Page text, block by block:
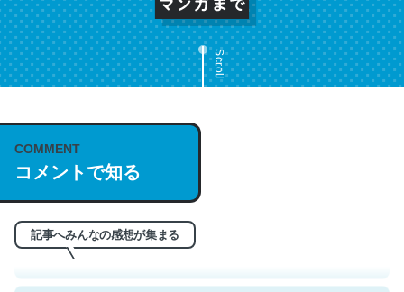
Scroll
COMMENT
コメントで知る
記事へみんなの感想が集まる
これは名文。彼はとてもクレバーなんだろうなと凄く思
う。英語少しでも読める人は原文もお勧め。自分はこの流
れ好き。Let’s Fucking Go. Then Covid hit. Shit.
─今のこの状況が信じられるかい？ by ラーズ・ヌートバー